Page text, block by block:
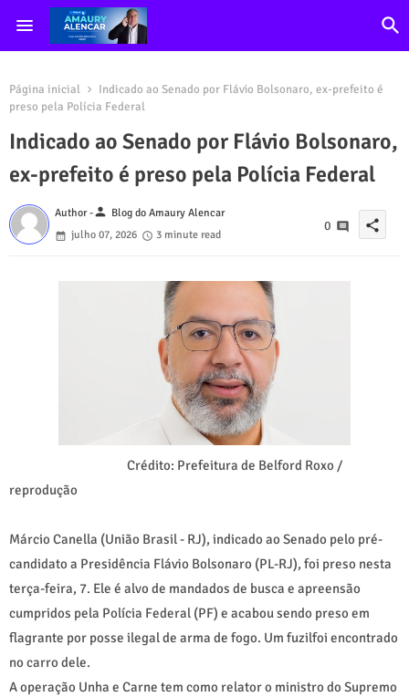
Página inicial
Indicado ao Senado por Flávio Bolsonaro, ex-prefeito é
preso pela Polícia Federal
Indicado ao Senado por Flávio Bolsonaro,
ex-prefeito é preso pela Polícia Federal
Author -person Blog do Amaury Alencar
julho 07, 2026
3 minute read
0 share
Crédito: Prefeitura de Belford Roxo /
reprodução
Márcio Canella (União Brasil - RJ), indicado ao Senado pelo pré-
candidato a Presidência Flávio Bolsonaro (PL-RJ), foi preso nesta
terça-feira, 7. Ele é alvo de mandados de busca e apreensão
cumpridos pela Polícia Federal (PF) e acabou sendo preso em
flagrante por posse ilegal de arma de fogo. Um fuzilfoi encontrado
no carro dele.
A operação Unha e Carne tem como relator o ministro do Supremo